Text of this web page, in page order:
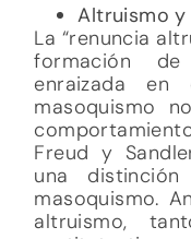
Altruismo
La “renuncia
formación de
enraizada en
masoquismo
Freud y
una
masoquismo.
altruismo,